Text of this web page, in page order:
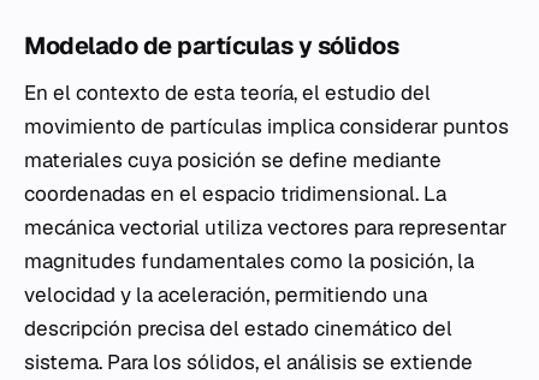
Modelado de partículas y sólidos
En el contexto de esta teoría, el estudio del
movimiento de partículas implica considerar puntos
materiales cuya posición se define mediante
coordenadas en el espacio tridimensional. La
mecánica vectorial utiliza vectores para representar
magnitudes fundamentales como la posición, la
velocidad y la aceleración, permitiendo una
descripción precisa del estado cinemático del
sistema. Para los sólidos, el análisis se extiende